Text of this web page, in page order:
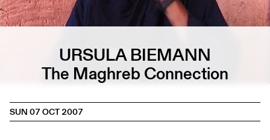
FR/EN
URSULA BIEMANN
The Maghreb Connection
SUN 07 OCT 2007